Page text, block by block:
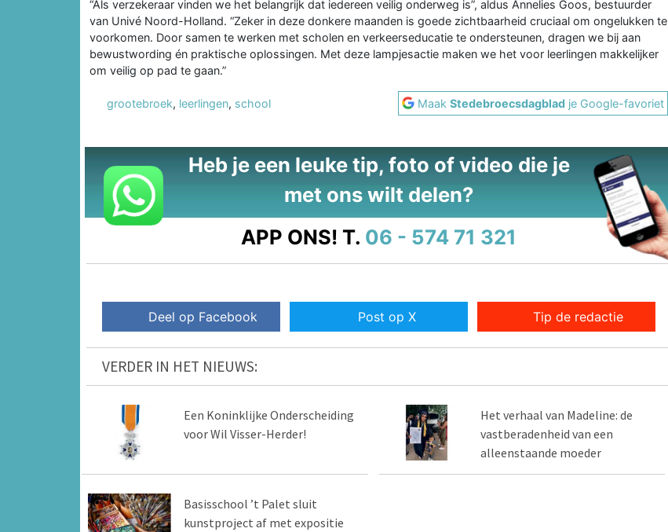
“Als verzekeraar vinden we het belangrijk dat iedereen veilig onderweg is”, aldus Annelies Goos, bestuurder
van Univé Noord-Holland. “Zeker in deze donkere maanden is goede zichtbaarheid cruciaal om ongelukken te
voorkomen. Door samen te werken met scholen en verkeerseducatie te ondersteunen, dragen we bij aan
bewustwording én praktische oplossingen. Met deze lampjesactie maken we het voor leerlingen makkelijker
om veilig op pad te gaan.”
grootebroek, leerlingen, school MaakStedebroecsdagblad je Google-favoriet
Heb je een leuke tip, foto of video die je
met ons wilt delen?
APP ONS! T. 06 - 574 71 321
Deel op Facebook Post op X Tip de redactie
VERDER IN HET NIEUWS:
Een Koninklijke Onderscheiding
voor Wil Visser-Herder!
Het verhaal van Madeline: de
vastberadenheid van een
alleenstaande moeder
Basisschool ’t Palet sluit
kunstproject af met expositie